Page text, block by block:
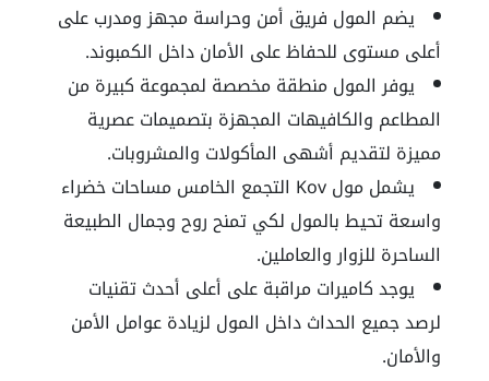
يضم المول فريق أمن وحراسة مجهز ومدرب على
أعلى مستوى للحفاظ على الأمان داخل الكمبوند.
يوفر المول منطقة مخصصة لمجموعة كبيرة من
المطاعم والكافيهات المجهزة بتصميمات عصرية
مميزة لتقديم أشهى المأكولات والمشروبات.
يشمل مول Kov التجمع الخامس مساحات خضراء
واسعة تحيط بالمول لكي تمنح روح وجمال الطبيعة
الساحرة للزوار والعاملين.
يوجد كاميرات مراقبة على أعلى أحدث تقنيات
لرصد جميع الحداث داخل المول لزيادة عوامل الأمن
والأمان.